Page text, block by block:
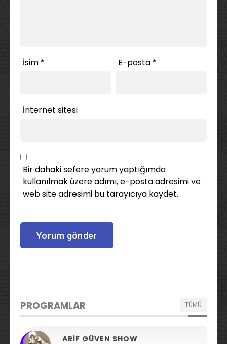
İsim * E-posta *
İnternet sitesi
Bir dahaki sefere yorum yaptığımda
kullanılmak üzere adımı, e-posta adresimi ve
web site adresimi bu tarayıcıya kaydet.
PROGRAMLAR TÜMÜ
ARIF GÜVEN SHOW